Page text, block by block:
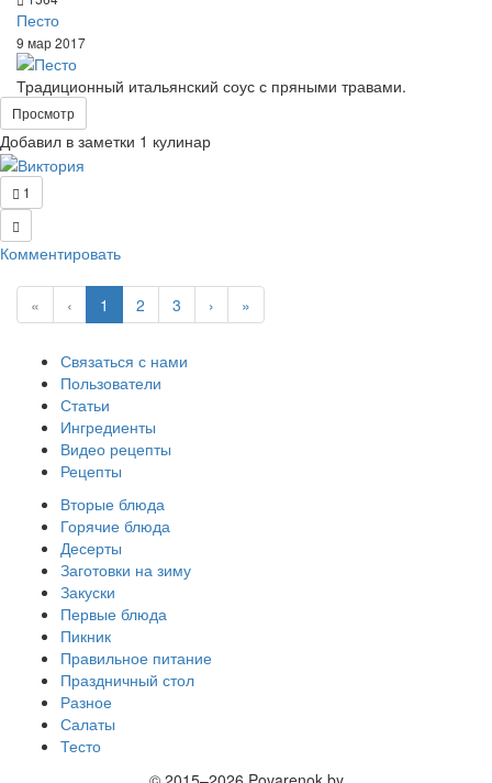
Песто
9 мар 2017
Традиционный итальянский соус с пряными травами.
Просмотр
Добавил в заметки 1 кулинар
1
Комментировать
« ‹ 1 2 3 › »
Связаться с нами
Пользователи
Статьи
Ингредиенты
Видео рецепты
Рецепты
Вторые блюда
Горячие блюда
Десерты
Заготовки на зиму
Закуски
Первые блюда
Пикник
Правильное питание
Праздничный стол
Разное
Салаты
Тесто